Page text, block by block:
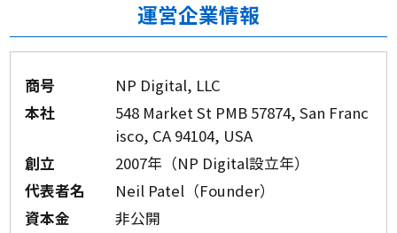
運営企業情報
商号
NP Digital, LLC
本社
548 Market St PMB 57874, San Franc
isco, CA 94104, USA
創立
2007年（NP Digital設立年）
代表者名
Neil Patel（Founder）
資本金
非公開